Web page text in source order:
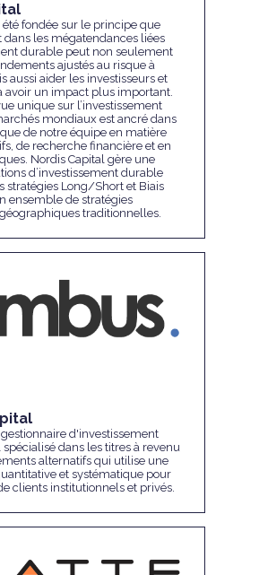
été fondée sur le principe que
dans les mégatendances liées
durable peut non seulement
ajustés au risque à
aussi aider les investisseurs et
avoir un impact plus important.
unique sur l’investissement
mondiaux est ancré dans
de notre équipe en matière
de recherche financière et en
Nordis Capital gère une
d’investissement durable
stratégies Long/Short et Biais
ensemble de stratégies
traditionnelles.
d'investissement
spécialisé dans les titres à revenu
alternatifs qui utilise une
et systématique pour
clients institutionnels et privés.